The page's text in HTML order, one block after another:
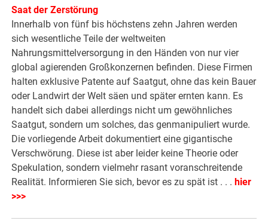
Saat der Zerstörung
Innerhalb von fünf bis höchstens zehn Jahren werden
sich wesentliche Teile der weltweiten
Nahrungsmittelversorgung in den Händen von nur vier
global agierenden Großkonzernen befinden. Diese Firmen
halten exklusive Patente auf Saatgut, ohne das kein Bauer
oder Landwirt der Welt säen und später ernten kann. Es
handelt sich dabei allerdings nicht um gewöhnliches
Saatgut, sondern um solches, das genmanipuliert wurde.
Die vorliegende Arbeit dokumentiert eine gigantische
Verschwörung. Diese ist aber leider keine Theorie oder
Spekulation, sondern vielmehr rasant voranschreitende
Realität. Informieren Sie sich, bevor es zu spät ist . . . hier
>>>